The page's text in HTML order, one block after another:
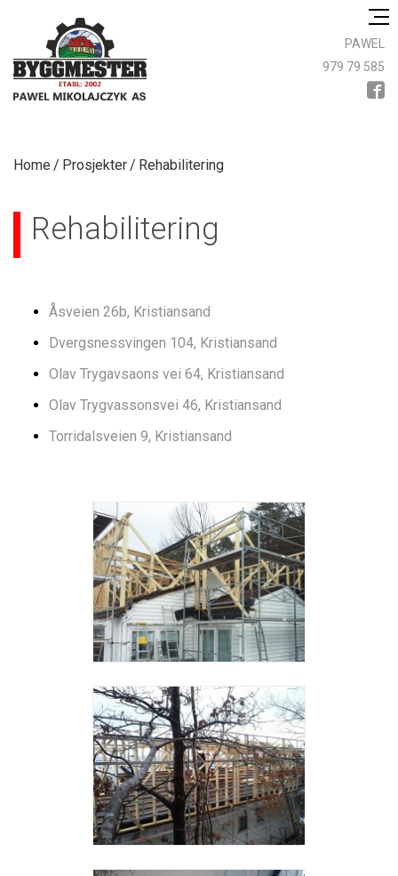
PAWEL
979 79 585

Home Prosjekter Rehabilitering
Rehabilitering
Åsveien 26b, Kristiansand
Dvergsnessvingen 104, Kristiansand
Olav Trygavsaons vei 64, Kristiansand
Olav Trygvassonsvei 46, Kristiansand
Torridalsveien 9, Kristiansand